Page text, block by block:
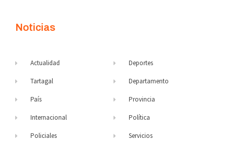
Noticias
Actualidad
Tartagal
País
Internacional
Policiales
Deportes
Departamento
Provincia
Política
Servicios